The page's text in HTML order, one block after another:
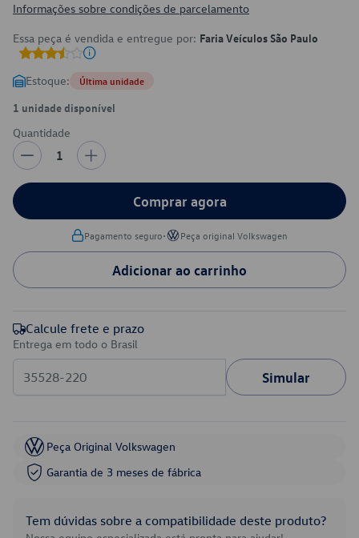
Informações sobre condições de parcelamento
Essa peça é vendida e entregue por: Faria Veículos São Paulo
Estoque: Última unidade
1 unidade disponível
Quantidade
1
Comprar agora
Pagamento seguro• Peça original Volkswagen
Adicionar ao carrinho
Calcule frete e prazo
Entrega em todo o Brasil
Simular
Peça Original Volkswagen
Garantia de 3 meses de fábrica
Tem dúvidas sobre a compatibilidade deste produto?